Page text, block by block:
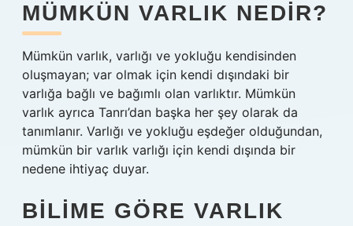
MÜMKÜN VARLIK NEDIR?
Mümkün varlık, varlığı ve yokluğu kendisinden
oluşmayan; var olmak için kendi dışındaki bir
varlığa bağlı ve bağımlı olan varlıktır. Mümkün
varlık ayrıca Tanrı’dan başka her şey olarak da
tanımlanır. Varlığı ve yokluğu eşdeğer olduğundan,
mümkün bir varlık varlığı için kendi dışında bir
nedene ihtiyaç duyar.
BILIME GÖRE VARLIK